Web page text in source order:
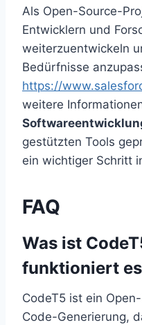
Als Open-Source-
Entwicklern und
weiterzuentwickeln
Bedürfnisse
https://
weitere
gestützten Tools
ein wichtiger Schritt
FAQ
Was ist
funktioniert
CodeT5 ist ein
Code-Generierung,